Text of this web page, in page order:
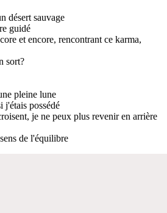
désert sauvage
guidé
et encore, rencontrant ce karma,
sort?
pleine lune
j'étais possédé
je ne peux plus revenir en arrière
de l'équilibre